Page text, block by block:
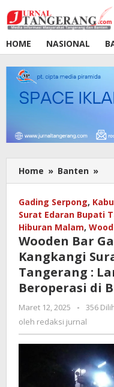
ke
konten
HOME
NASIONAL
Home » Banten »
Bar
di
Gading Serpong,
Surat Edaran Bupati
Hiburan Malam,
Wooden Bar
Kangkangi
Tangerang :
Beroperasi di
Maret 12, 2025
oleh
redaksi
-
356
oleh redaksi jurnal